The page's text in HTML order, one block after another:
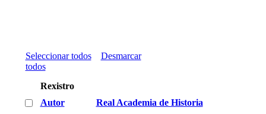
Seleccionar todos
Desmarcar
todos
Rexistro
Autor
Real Academia de Historia